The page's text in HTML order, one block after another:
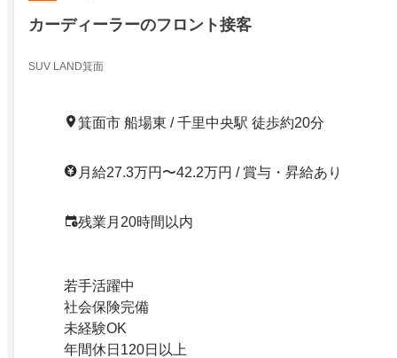
カーディーラーのフロント接客
SUV LAND箕面
箕面市 船場東 / 千里中央駅 徒歩約20分
月給27.3万円〜42.2万円 / 賞与・昇給あり
残業月20時間以内
若手活躍中
社会保険完備
未経験OK
年間休日120日以上